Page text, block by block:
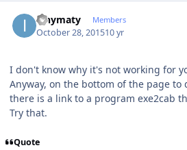
ianymaty Members
October 28, 201510 yr
I don't know why it's not working for
Anyway, on the bottom of the page to
there is a link to a program exe2cab
Try that.
Quote